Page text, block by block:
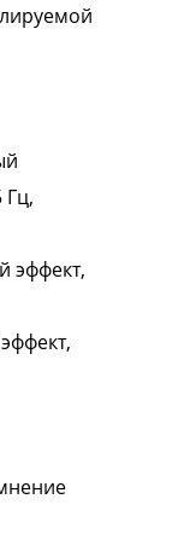
Гц,
эффект,